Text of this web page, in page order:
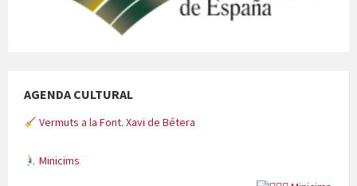
AGENDA CULTURAL
Vermuts a la Font. Xavi de Bétera
Minicims